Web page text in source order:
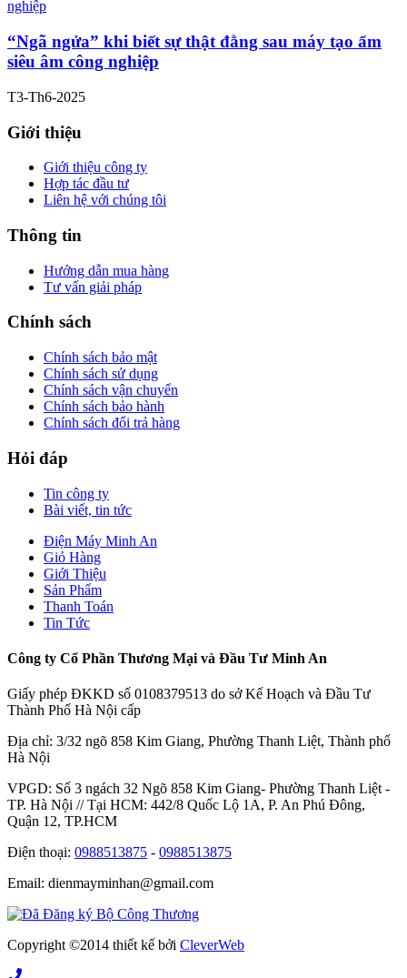
“Ngã ngửa” khi biết sự thật đằng sau máy tạo ẩm
siêu âm công nghiệp
T3-Th6-2025
Giới thiệu
Giới thiệu công ty
Hợp tác đầu tư
Liên hệ với chúng tôi
Thông tin
Hướng dẫn mua hàng
Tư vấn giải pháp
Chính sách
Chính sách bảo mật
Chính sách sử dụng
Chính sách vận chuyển
Chính sách bảo hành
Chính sách đổi trả hàng
Hỏi đáp
Tin công ty
Bài viết, tin tức
Điện Máy Minh An
Giỏ Hàng
Giới Thiệu
Sản Phẩm
Thanh Toán
Tin Tức
Công ty Cổ Phần Thương Mại và Đầu Tư Minh An
Giấy phép ĐKKD số 0108379513 do sở Kế Hoạch và Đầu Tư
Thành Phố Hà Nội cấp
Địa chỉ: 3/32 ngõ 858 Kim Giang, Phường Thanh Liệt, Thành phố
Hà Nội
VPGD: Số 3 ngách 32 Ngõ 858 Kim Giang- Phường Thanh Liệt -
TP. Hà Nội // Tại HCM: 442/8 Quốc Lộ 1A, P. An Phú Đông,
Quận 12, TP.HCM
Điện thoại: 0988513875 - 0988513875
Email: dienmayminhan@gmail.com
Copyright ©2014 thiết kế bởi CleverWeb